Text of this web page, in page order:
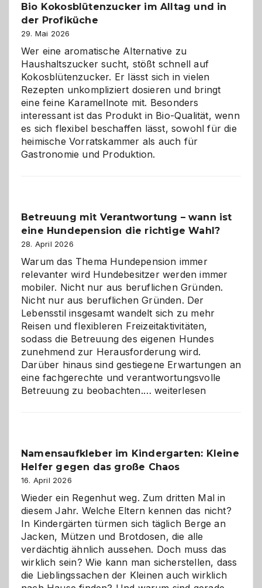
Gefahr
für
Hunde
im
eigenen
Zuhause
Bio Kokosblütenzucker im Alltag und in
der Profiküche
29. Mai 2026
Wer eine aromatische Alternative zu
Haushaltszucker sucht, stößt schnell auf
Kokosblütenzucker. Er lässt sich in vielen
Rezepten unkompliziert dosieren und bringt
eine feine Karamellnote mit. Besonders
interessant ist das Produkt in Bio-Qualität, wenn
es sich flexibel beschaffen lässt, sowohl für die
heimische Vorratskammer als auch für
Gastronomie und Produktion.
Betreuung mit Verantwortung – wann ist
eine Hundepension die richtige Wahl?
28. April 2026
Warum das Thema Hundepension immer
relevanter wird Hundebesitzer werden immer
mobiler. Nicht nur aus beruflichen Gründen.
Nicht nur aus beruflichen Gründen. Der
Lebensstil insgesamt wandelt sich zu mehr
Reisen und flexibleren Freizeitaktivitäten,
sodass die Betreuung des eigenen Hundes
zunehmend zur Herausforderung wird.
Darüber hinaus sind gestiegene Erwartungen an
eine fachgerechte und verantwortungsvolle
Betreuung zu beobachten.…Betreuung
ist
eine
Wahl?
weiterlesen
Namensaufkleber im Kindergarten: Kleine
Helfer gegen das große Chaos
16. April 2026
Wieder ein Regenhut weg. Zum dritten Mal in
diesem Jahr. Welche Eltern kennen das nicht?
In Kindergärten türmen sich täglich Berge an
Jacken, Mützen und Brotdosen, die alle
verdächtig ähnlich aussehen. Doch muss das
wirklich sein? Wie kann man sicherstellen, dass
die Lieblingssachen der Kleinen auch wirklich